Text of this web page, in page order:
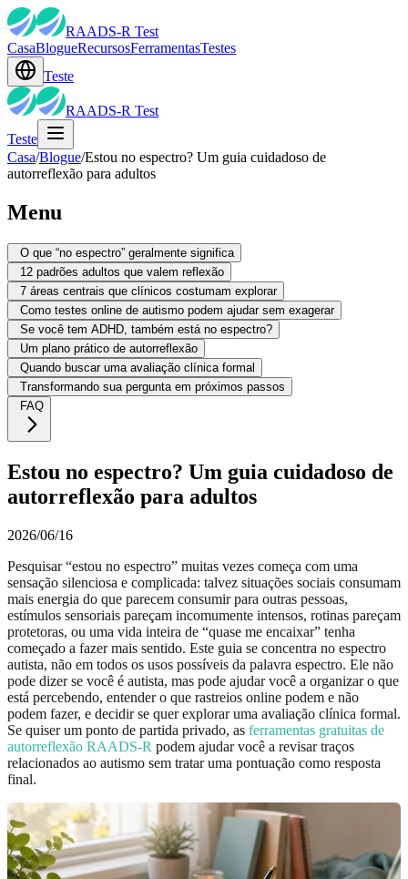
RAADS-R Test
CasaBlogueRecursosFerramentasTestes
Teste
RAADS-R Test
Teste
Casa/Blogue/Estou no espectro? Um guia cuidadoso de
autorreflexão para adultos
Menu
O que “no espectro” geralmente significa
12 padrões adultos que valem reflexão
7 áreas centrais que clínicos costumam explorar
Como testes online de autismo podem ajudar sem exagerar
Se você tem ADHD, também está no espectro?
Um plano prático de autorreflexão
Quando buscar uma avaliação clínica formal
Transformando sua pergunta em próximos passos
FAQ
Estou no espectro? Um guia cuidadoso de
autorreflexão para adultos
2026/06/16
Pesquisar “estou no espectro” muitas vezes começa com uma
sensação silenciosa e complicada: talvez situações sociais consumam
mais energia do que parecem consumir para outras pessoas,
estímulos sensoriais pareçam incomumente intensos, rotinas pareçam
protetoras, ou uma vida inteira de “quase me encaixar” tenha
começado a fazer mais sentido. Este guia se concentra no espectro
autista, não em todos os usos possíveis da palavra espectro. Ele não
pode dizer se você é autista, mas pode ajudar você a organizar o que
está percebendo, entender o que rastreios online podem e não
podem fazer, e decidir se quer explorar uma avaliação clínica formal.
Se quiser um ponto de partida privado, as ferramentas gratuitas de
autorreflexão RAADS-R podem ajudar você a revisar traços
relacionados ao autismo sem tratar uma pontuação como resposta
final.